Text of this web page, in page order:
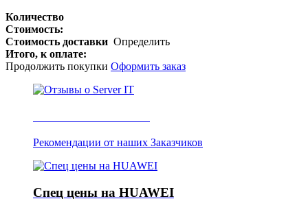
Количество
Стоимость:
Стоимость доставки Определить
Итого, к оплате:
Продолжить покупки Оформить заказ
Рекомендации от наших Заказчиков
Спец цены на HUAWEI